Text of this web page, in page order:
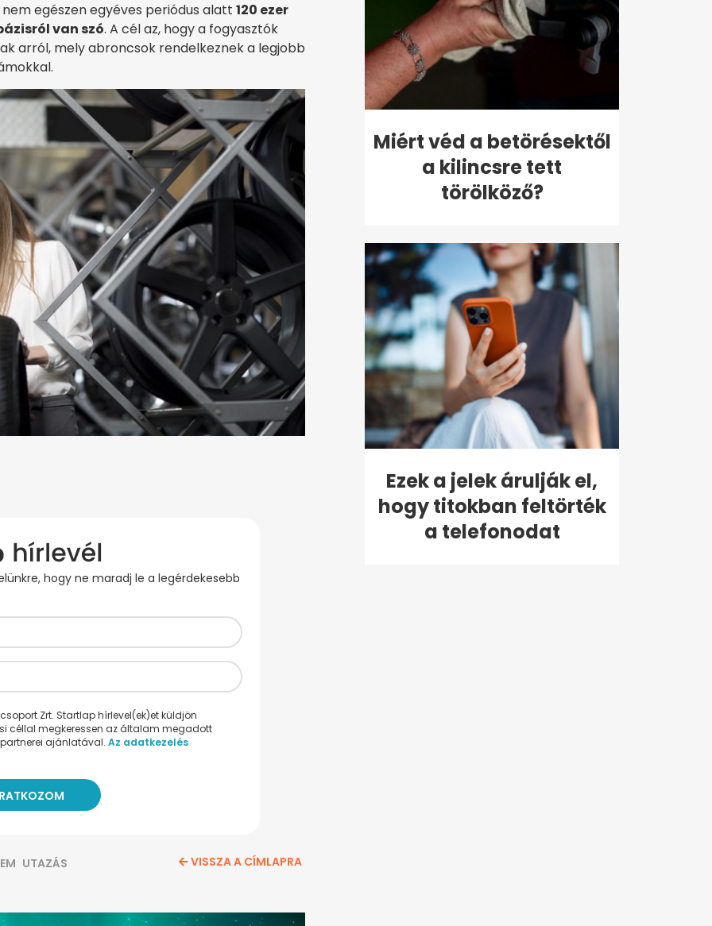
egészen egyéves periódus alatt 120 ezer
van szó. A cél az, hogy a fogyasztók
arról, mely abroncsok rendelkeznek a legjobb
hogy ne maradj le a legérdekesebb
Zrt. Startlap hírlevel(ek)et küldjön
céllal megkeressen az általam megadott
ajánlatával. Az adatkezelés
UTAZÁS VISSZA A CÍMLAPRA
Miért véd a betörésektől
a kilincsre tett
törölköző?
Ezek a jelek árulják el,
hogy titokban feltörték
a telefonodat